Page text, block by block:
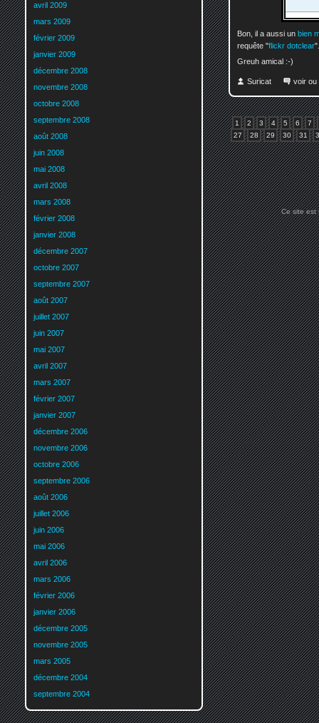
Bon, il a aussi un bien
requête "flickr dotclear".
Greuh amical :-)
Suricat voir ou
1 2 3 4 5 6
7
27
28 29 30 31
avril 2009
mars 2009
février 2009
janvier 2009
décembre 2008
novembre 2008
octobre 2008
septembre 2008
août 2008
juin 2008
mai 2008
avril 2008
mars 2008
février 2008
janvier 2008
décembre 2007
octobre 2007
septembre 2007
août 2007
juillet 2007
juin 2007
mai 2007
avril 2007
mars 2007
février 2007
janvier 2007
décembre 2006
novembre 2006
octobre 2006
septembre 2006
août 2006
juillet 2006
juin 2006
mai 2006
avril 2006
mars 2006
février 2006
janvier 2006
décembre 2005
novembre 2005
mars 2005
décembre 2004
septembre 2004
Ce site est